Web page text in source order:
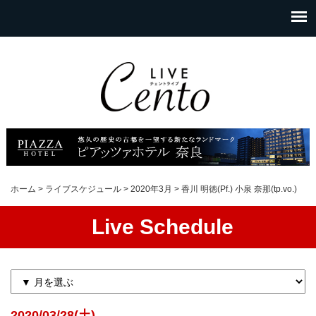
ホーム > ライブスケジュール > 2020年3月 > 香川 明徳(Pf.) 小泉 奈那(tp.vo.)
Live Schedule